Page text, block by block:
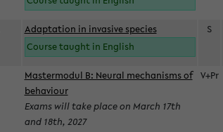
Adaptation in invasive species
Course taught in English
S
Mastermodul B: Neural mechanisms of
behaviour
Exams will take place on March 17th
and 18th, 2027
V+Pr